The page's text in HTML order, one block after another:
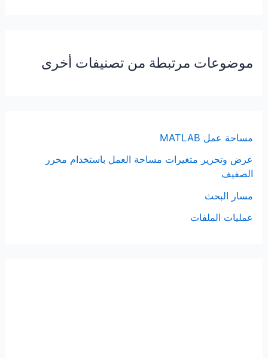
موضوعات مرتبطة من تصنيفات أخرى
مساحة عمل MATLAB
عرض وتحرير متغيرات مساحة العمل باستخدام محرر
الصفيف
مسار البحث
عمليات الملفات